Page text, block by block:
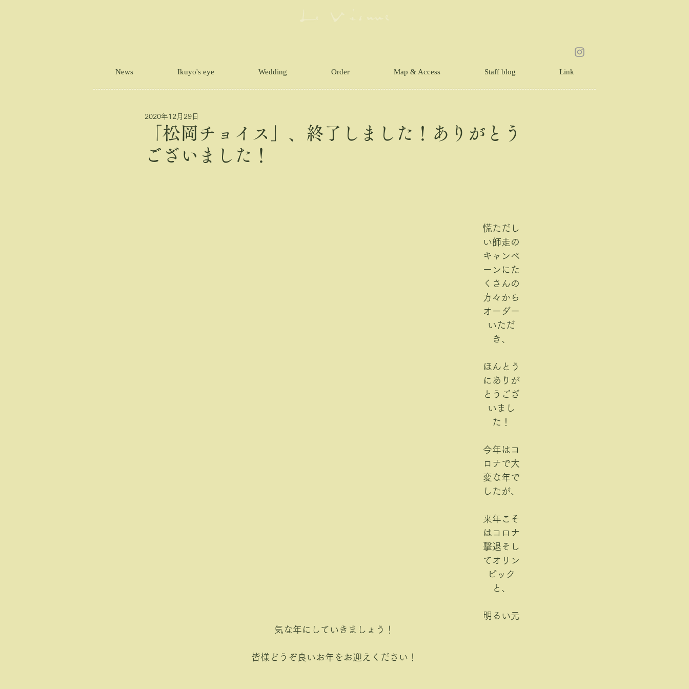
「松岡チョイス」、終了しました！ありがとう
ございました！
2020年12月29日
慌ただし
い師走の
キャンペ
ーンにた
くさんの
方々から
オーダー
いただ
き、
ほんとう
にありが
とうござ
いまし
た！
今年はコ
ロナで大
変な年で
したが、
来年こそ
はコロナ
撃退そし
てオリン
ピック
と、
明るい元
気な年にしていきましょう！
皆様どうぞ良いお年をお迎えください！
News Ikuyo's eye Wedding Order Map & Access Staff blog Link